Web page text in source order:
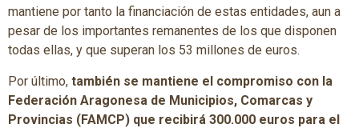
mantiene por tanto la financiación de estas entidades, aun a
pesar de los importantes remanentes de los que disponen
todas ellas, y que superan los 53 millones de euros.
Por último, también se mantiene el compromiso con la
Federación Aragonesa de Municipios, Comarcas y
Provincias (FAMCP) que recibirá 300.000 euros para el